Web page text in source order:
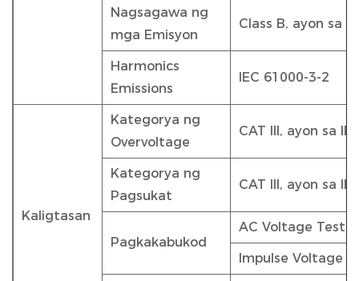
Nagsagawa ng
mga Emisyon
Class B, ayon sa
Harmonics
Emissions
IEC 61000-3-2
Kaligtasan
Kategorya ng
Overvoltage
CAT III, ayon sa
Kategorya ng
Pagsukat
CAT III, ayon sa
Pagkakabukod
AC Voltage Test:
Impulse Voltage